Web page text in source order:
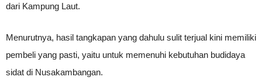
dari Kampung Laut.
Menurutnya, hasil tangkapan yang dahulu sulit terjual kini memiliki
pembeli yang pasti, yaitu untuk memenuhi kebutuhan budidaya
sidat di Nusakambangan.